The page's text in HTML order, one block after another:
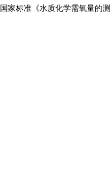
家标准《水质化学需氧量的